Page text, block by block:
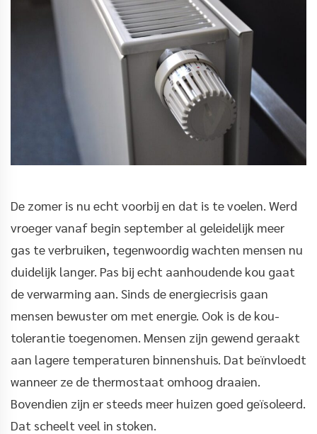
De zomer is nu echt voorbij en dat is te voelen. Werd
vroeger vanaf begin september al geleidelijk meer
gas te verbruiken, tegenwoordig wachten mensen nu
duidelijk langer. Pas bij echt aanhoudende kou gaat
de verwarming aan. Sinds de energiecrisis gaan
mensen bewuster om met energie. Ook is de kou-
tolerantie toegenomen. Mensen zijn gewend geraakt
aan lagere temperaturen binnenshuis. Dat beïnvloedt
wanneer ze de thermostaat omhoog draaien.
Bovendien zijn er steeds meer huizen goed geïsoleerd.
Dat scheelt veel in stoken.